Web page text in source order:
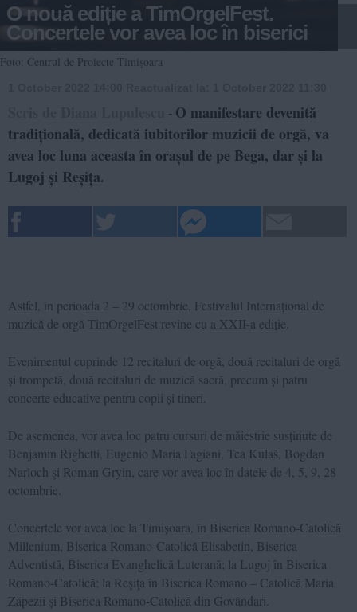
O nouă ediție a TimOrgelFest.
Concertele vor avea loc în biserici
Foto: Centrul de Proiecte Timișoara
- O manifestare devenită
tradițională, dedicată iubitorilor muzicii de orgă, va
avea loc luna aceasta în orașul de pe Bega, dar și la
Lugoj și Reșița.
Astfel, în perioada 2 – 29 octombrie, Festivalul Internațional de
muzică de orgă TimOrgelFest revine cu a XXII-a ediție.
Evenimentul cuprinde 12 recitaluri de orgă, două recitaluri de orgă
și trompetă, două recitaluri de muzică sacră, precum și patru
concerte educative pentru copii și tineri.
De asemenea, vor avea loc patru cursuri de măiestrie susținute de
Benjamin Righetti, Eugenio Maria Fagiani, Tea Kulaš, Bogdan
Narloch şi Roman Gryin, care vor avea loc în datele de 4, 5, 9, 28
octombrie.
Concertele vor avea loc la Timișoara, în Biserica Romano-Catolică
Millenium, Biserica Romano-Catolică Elisabetin, Biserica
Adventistă, Biserica Evanghelică Luterană; la Lugoj în Biserica
Romano-Catolică; la Reşiţa în Biserica Romano – Catolică Maria
Zăpezii şi Biserica Romano-Catolică din Govȃndari.